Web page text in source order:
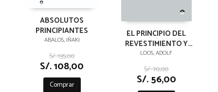
ABSOLUTOS
PRINCIPIANTES
ABALOS, IÑAKI
S/. 135,00
S/. 108,00
Comprar
EL PRINCIPIO DEL
REVESTIMIENTO Y
OTROS ENSAYOS
LOOS, ADOLF
S/. 70,00
S/. 56,00